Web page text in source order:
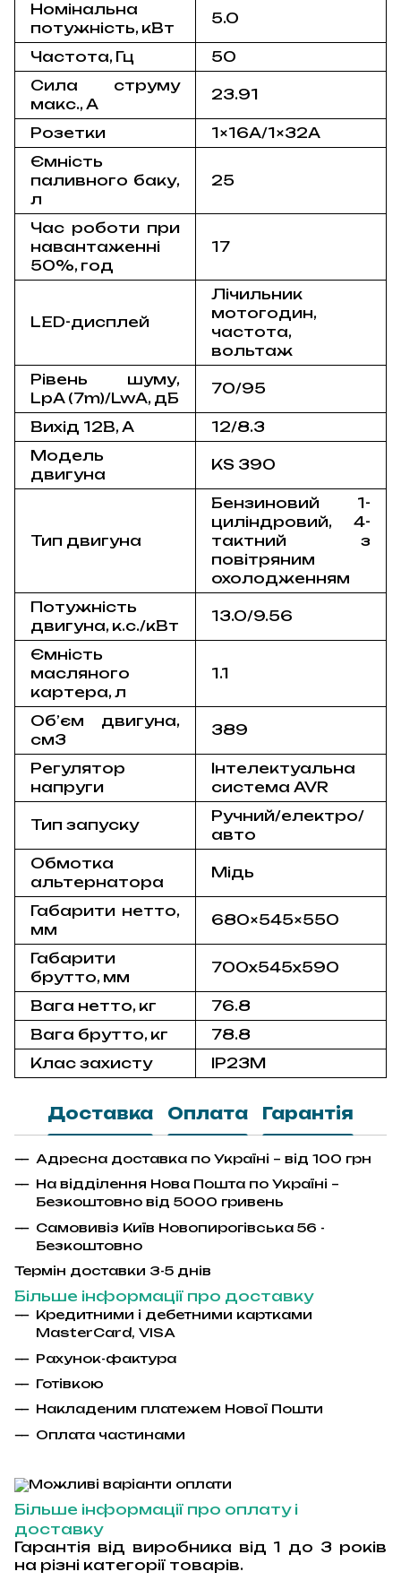
Номінальна
потужність, кВт
5.0
Частота, Гц
50
Сила струму
макс., А
23.91
Розетки
1×16А/1×32А
Ємність
паливного баку,
л
25
Час роботи при
навантаженні
50%, год
17
LED-дисплей
Лічильник
мотогодин,
частота,
вольтаж
Рівень шуму,
LpA (7m)/LwA, дБ
70/95
Вихід 12В, А
12/8.3
Модель
двигуна
KS 390
Тип двигуна
Бензиновий 1-
циліндровий, 4-
тактний з
повітряним
охолодженням
Потужність
двигуна, к.с./кВт
13.0/9.56
Ємність
масляного
картера, л
1.1
Об’єм двигуна,
см3
389
Регулятор
напруги
Інтелектуальна
система AVR
Тип запуску
Ручний/електро/
авто
Обмотка
альтернатора
Мідь
Габарити нетто,
мм
680×545×550
Габарити
брутто, мм
700x545x590
Вага нетто, кг
76.8
Вага брутто, кг
78.8
Клас захисту
IP23M
Доставка Оплата Гарантія
Адресна доставка по Україні – від 100 грн
На відділення Нова Пошта по Україні –
Безкоштовно від 5000 гривень
Самовивіз Київ Новопирогівська 56 -
Безкоштовно
Термін доставки 3-5 днів
Більше інформації про доставку
Кредитними і дебетними картками
MasterCard, VISA
Рахунок-фактура
Готівкою
Накладеним платежем Нової Пошти
Оплата частинами
Більше інформації про оплату і
доставку
Гарантія від виробника від 1 до 3 років
на різні категорії товарів.